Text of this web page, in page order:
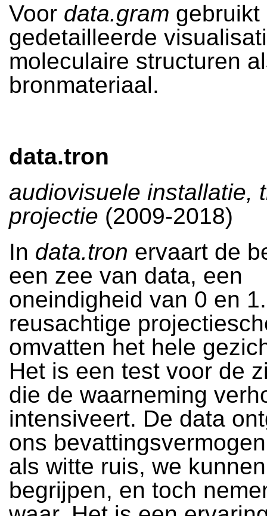
Voor data.gram gebruikt
gedetailleerde
moleculaire structuren
bronmateriaal.
data.tron
audiovisuele installatie,
projectie (2009-2018)
In data.tron ervaart de
een zee van data, een
oneindigheid van 0 en
reusachtige
omvatten het hele
Het is een test voor de
die de waarneming
intensiveert. De data
ons
als witte ruis, we
begrijpen, en toch